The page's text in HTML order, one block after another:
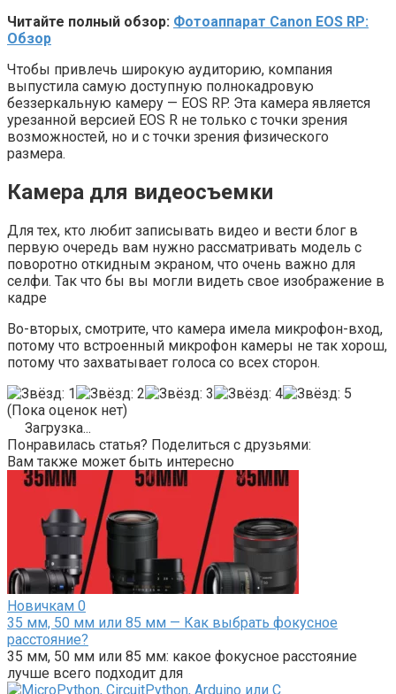
Читайте полный обзор: Фотоаппарат Canon EOS RP:
Обзор
Чтобы привлечь широкую аудиторию, компания
выпустила самую доступную полнокадровую
беззеркальную камеру — EOS RP. Эта камера является
урезанной версией EOS R не только с точки зрения
возможностей, но и с точки зрения физического
размера.
Камера для видеосъемки
Для тех, кто любит записывать видео и вести блог в
первую очередь вам нужно рассматривать модель с
поворотно откидным экраном, что очень важно для
селфи. Так что бы вы могли видеть свое изображение в
кадре
Во-вторых, смотрите, что камера имела микрофон-вход,
потому что встроенный микрофон камеры не так хорош,
потому что захватывает голоса со всех сторон.
(Пока оценок нет)
Загрузка...
Понравилась статья? Поделиться с друзьями:
Вам также может быть интересно
Новичкам 0
35 мм, 50 мм или 85 мм — Как выбрать фокусное
расстояние?
35 мм, 50 мм или 85 мм: какое фокусное расстояние
лучше всего подходит для